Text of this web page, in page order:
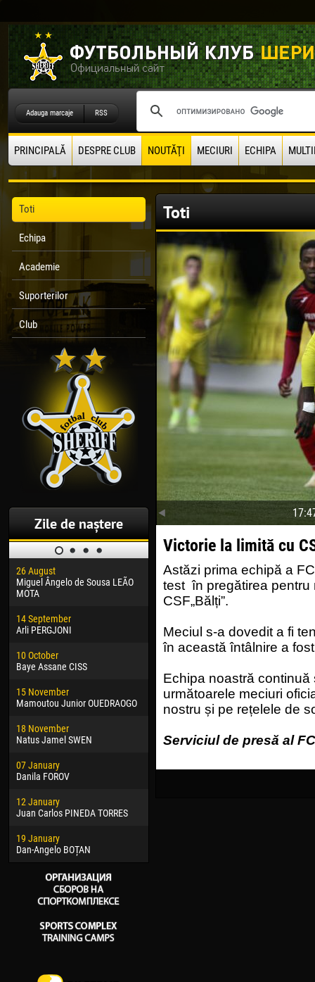
Adauga marcaje RSS
PRINCIPALĂ DESPRE CLUB NOUTĂŢI MECIURI ECHIPA
Toti
Echipa
Academie
Suporterilor
Club
Zile de naștere
26 August
Miguel Ângelo de Sousa LEÃO
MOTA
14 September
Arli PERGJONI
10 October
Baye Assane CISS
15 November
Mamoutou Junior OUEDRAOGO
18 November
Natus Jamel SWEN
07 January
Danila FOROV
12 January
Juan Carlos PINEDA TORRES
19 January
Dan-Angelo BOȚAN
30 January
Dhoraso Moreo KLAS
24 February
02 March
Veaceslav COZMA
09 March
Emmanuel AFETSE
20 March
04
24
15
24
Toti
Victorie la limită cu
Astăzi prima echipă a
test în pregătirea pentru
CSF„Bălți”.
Meciul s-a dovedit a fi
în această întâlnire a
Echipa noastră
următoarele meciuri
nostru și pe rețelele de
Serviciul de presă al